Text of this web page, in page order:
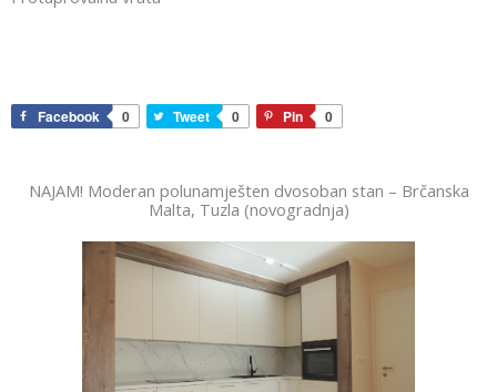
Facebook 0 Tweet 0 Pin 0
NAJAM! Moderan polunamješten dvosoban stan – Brčanska
Malta, Tuzla (novogradnja)